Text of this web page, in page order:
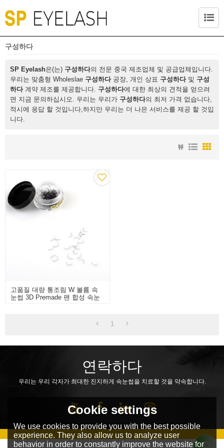
구성하다
SP Eyelash은(는) 구성하다의 전문 중국 제조업체 및 공급업체입니다.
우리는 맞춤형 Wholeslae 구성하다공장, 개인 상표 구성하다및 구성
하다계약 제조를 제공합니다. 구성하다에 대한 최상의 견적을 얻으려
면 지금 문의하십시오. 우리는 우리가 구성하다의 최저 가격 없습니다,
적시에 응답 할 것입니다,하지만 우리는 더 나은 서비스를 제공 할 것입
니다.
뷰
고품질 대량 통조림 W 볼륨 속
눈썹 3D Premade 팬 합성 속눈
1
연락하다
우리는 우리 각자가 최대한 진지하게 속눈썹을 치료할 것을 약속합니다.
Cookie settings
We use cookies to provide you with the best possible
experience. They also allow us to analyze user
behavior in order to constantly improve the website for